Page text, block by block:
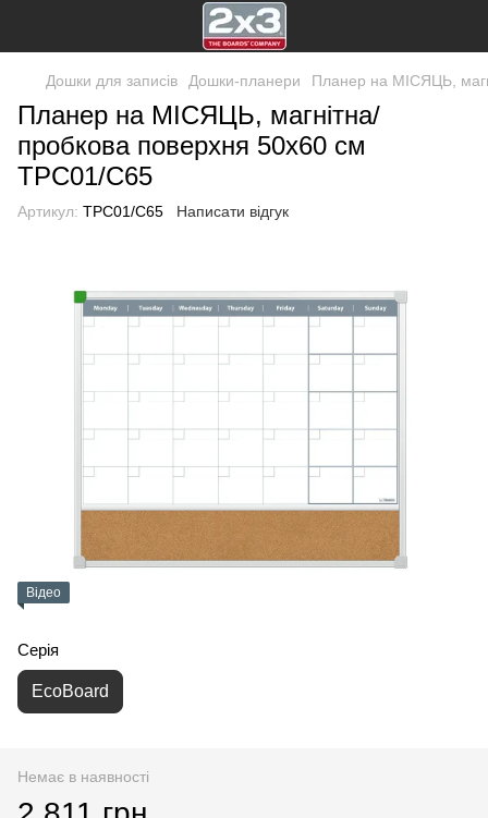
Дошки для записів Дошки-планери Планер на МІСЯЦЬ,
Планер на МІСЯЦЬ, магнітна/
пробкова поверхня 50х60 см
TPC01/C65
Артикул: TPC01/C65 Написати відгук
Відео
Серія
EcoBoard
Немає в наявності